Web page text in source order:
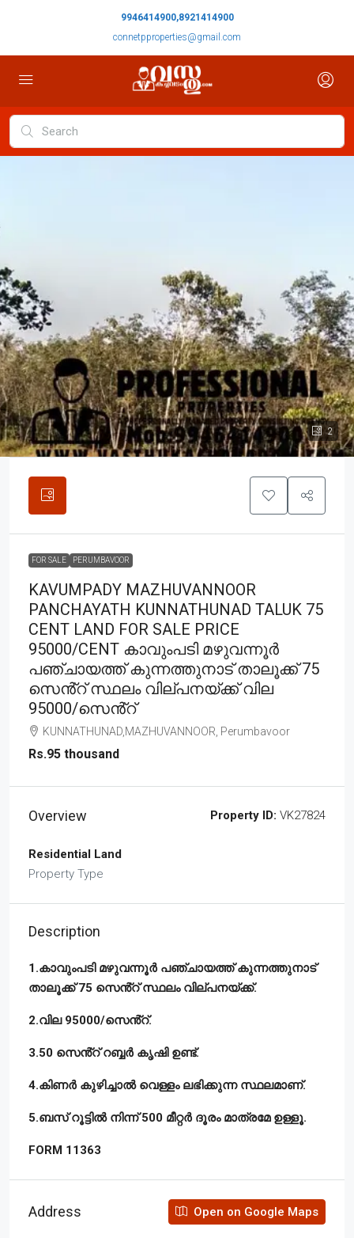
9946414900,8921414900
connetpproperties@gmail.com
2
FOR SALE PERUMBAVOOR
KAVUMPADY MAZHUVANNOOR
PANCHAYATH KUNNATHUNAD TALUK 75
CENT LAND FOR SALE PRICE
95000/CENT കാവുംപടി മഴുവന്നൂർ
പഞ്ചായത്ത് കുന്നത്തുനാട് താലൂക്ക് 75
സെൻ്റ് സ്ഥലം വില്പനയ്ക്ക് വില
95000/സെൻ്റ്
KUNNATHUNAD,MAZHUVANNOOR, Perumbavoor
Rs.95 thousand
Overview Property ID: VK27824
Residential Land
Property Type
Description
1.കാവുംപടി മഴുവന്നൂർ പഞ്ചായത്ത് കുന്നത്തുനാട്
താലൂക്ക് 75 സെൻ്റ് സ്ഥലം വില്പനയ്ക്ക്.
2.വില 95000/സെൻ്റ്.
3.50 സെൻ്റ് റബ്ബർ കൃഷി ഉണ്ട്.
4.കിണർ കുഴിച്ചാൽ വെള്ളം ലഭിക്കുന്ന സ്ഥലമാണ്.
5.ബസ് റൂട്ടിൽ നിന്ന് 500 മീറ്റർ ദൂരം മാത്രമേ ഉള്ളൂ.
FORM 11363
Address Open on Google Maps